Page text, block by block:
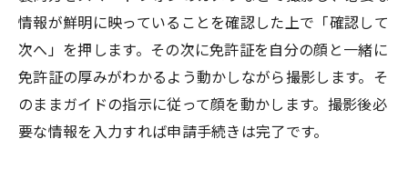
情報が鮮明に映っていることを確認した上で「確認して
次へ」を押します。その次に免許証を自分の顔と一緒に
免許証の厚みがわかるよう動かしながら撮影します。そ
のままガイドの指示に従って顔を動かします。撮影後必
要な情報を入力すれば申請手続きは完了です。